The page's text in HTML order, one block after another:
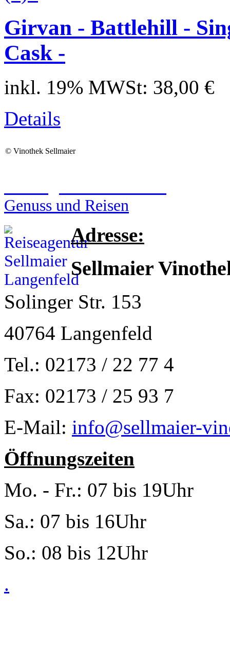
Girvan - Battlehill -
Cask -
inkl. 19% MWSt: 38,00 €
Details
© Vinothek Sellmaier
Genuss und Reisen
Adresse:
Sellmaier
Solinger Str. 153
40764 Langenfeld
Tel.: 02173 / 22 77 4
Fax: 02173 / 25 93 7
E-Mail: info@sellmaier-
Öffnungszeiten
Mo. - Fr.: 07 bis 19Uhr
Sa.: 07 bis 16Uhr
So.: 08 bis 12Uhr
.